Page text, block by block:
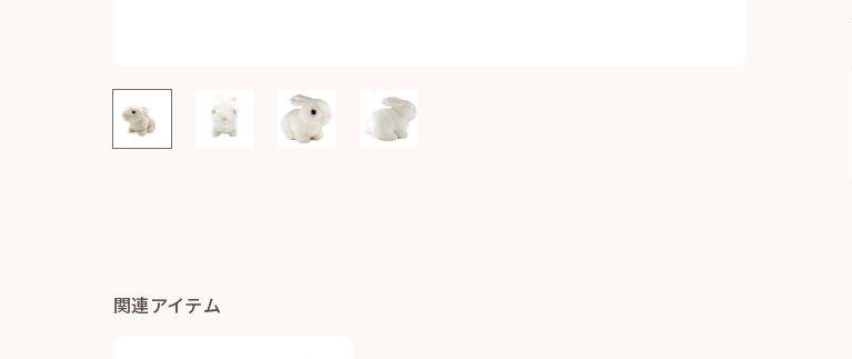
関連アイテム